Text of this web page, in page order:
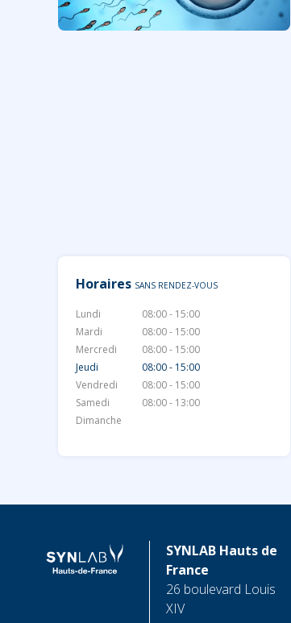
Horaires SANS RENDEZ-VOUS
Lundi
08:00 - 15:00
Mardi
08:00 - 15:00
Mercredi
08:00 - 15:00
Jeudi
08:00 - 15:00
Vendredi
08:00 - 15:00
Samedi
08:00 - 13:00
Dimanche
SYNLAB Hauts de
France
26 boulevard Louis
XIV